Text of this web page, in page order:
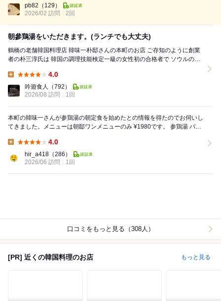
美味しくこれだけでも満足になり...
pb82 （129）
2026/02 訪問
2回
朝參鶏湯をいただきます。(ランチでも大丈夫)
鶴橋の老舗韓国料理店 韓味一朴邸さんの本町のお店 ご存知のように創業
者の朴三淳氏は 韓国の調理技能検定一級の女性初の合格者で ソウルの韓
4.0
吟遊食人
（792）
2026/08 訪問
1回
本町の韓味一さんが参鶏湯の朝定食を始めたとの情報を得たのでお伺いし
てきました。メニューは朝邸ワンメニューのみ ¥1980です。 参鶏湯 パン
4.0
hir_a418 （286）
2026/06 訪問
1回
口コミをもっと見る（308人）
[PR] 近くの韓国料理のお店 もっと見る